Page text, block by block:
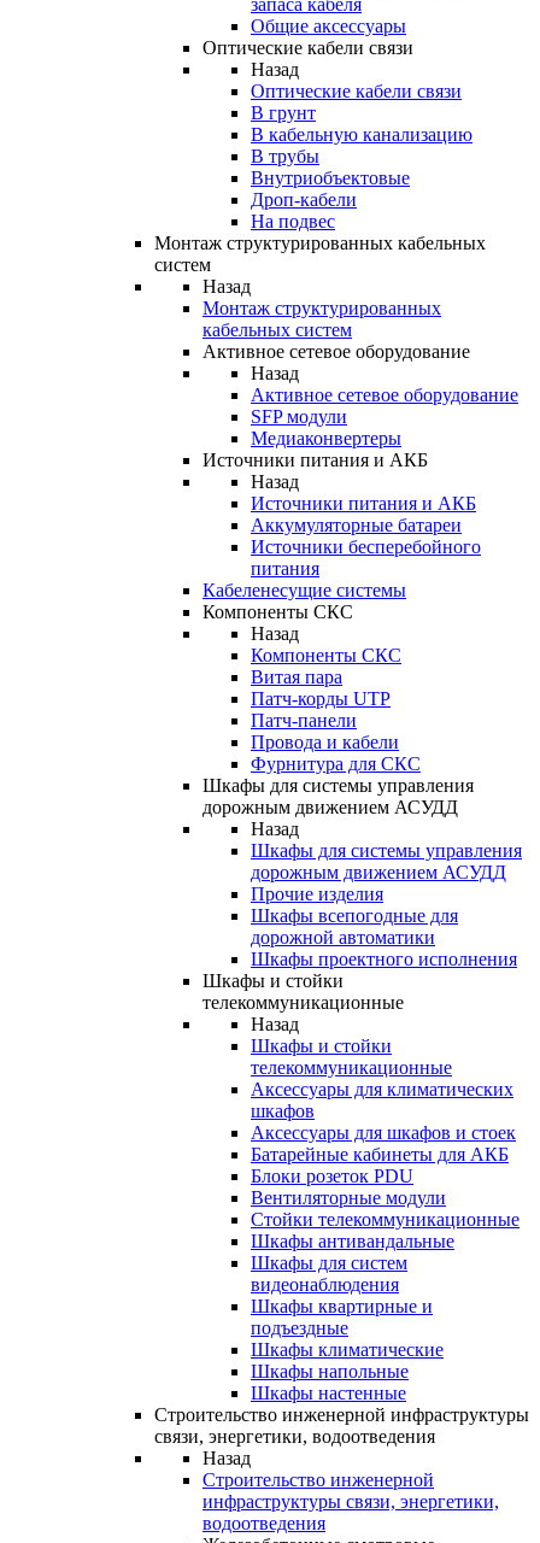
запаса кабеля
Общие аксессуары
Оптические кабели связи
Назад
Оптические кабели связи
В грунт
В кабельную канализацию
В трубы
Внутриобъектовые
Дроп-кабели
На подвес
Монтаж структурированных кабельных
систем
Назад
Монтаж структурированных
кабельных систем
Активное сетевое оборудование
Назад
Активное сетевое оборудование
SFP модули
Медиаконвертеры
Источники питания и АКБ
Назад
Источники питания и АКБ
Аккумуляторные батареи
Источники бесперебойного
питания
Кабеленесущие системы
Компоненты СКС
Назад
Компоненты СКС
Витая пара
Патч-корды UTP
Патч-панели
Провода и кабели
Фурнитура для СКС
Шкафы для системы управления
дорожным движением АСУДД
Назад
Шкафы для системы управления
дорожным движением АСУДД
Прочие изделия
Шкафы всепогодные для
дорожной автоматики
Шкафы проектного исполнения
Шкафы и стойки
телекоммуникационные
Назад
Шкафы и стойки
телекоммуникационные
Аксессуары для климатических
шкафов
Аксессуары для шкафов и стоек
Батарейные кабинеты для АКБ
Блоки розеток PDU
Вентиляторные модули
Стойки телекоммуникационные
Шкафы антивандальные
Шкафы для систем
видеонаблюдения
Шкафы квартирные и
подъездные
Шкафы климатические
Шкафы напольные
Шкафы настенные
Строительство инженерной инфраструктуры
связи, энергетики, водоотведения
Назад
Строительство инженерной
инфраструктуры связи, энергетики,
водоотведения